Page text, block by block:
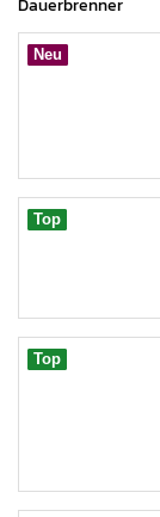
Dauerbrenner
Neu
Top
Top